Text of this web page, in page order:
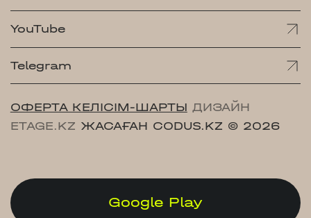
YouTube
Telegram
ОФЕРТА КЕЛІСІМ-ШАРТЫ ДИЗАЙН
ETAGE.KZ ЖАСАҒАН CODUS.KZ © 2026
Google Play